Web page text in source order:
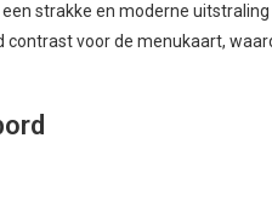
strakke en moderne
voor de menukaart,